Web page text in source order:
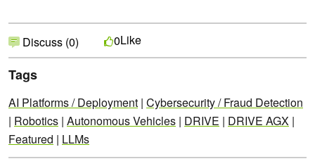
Discuss (0) 0Like
Tags
AI Platforms / Deployment | Cybersecurity / Fraud Detection
| Robotics | Autonomous Vehicles | DRIVE | DRIVE AGX |
Featured | LLMs